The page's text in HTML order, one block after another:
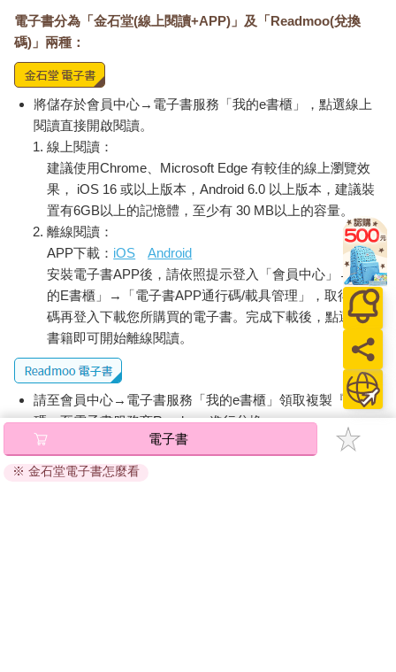
電子書分為「金石堂(線上閱讀+APP)」及「Readmoo(兌換
碼)」兩種：
將儲存於會員中心→電子書服務「我的e書櫃」，點選線上
閱讀直接開啟閱讀。
線上閱讀：
建議使用Chrome、Microsoft Edge 有較佳的線上瀏覽效
果， iOS 16 或以上版本，Android 6.0 以上版本，建議裝
置有6GB以上的記憶體，至少有 30 MB以上的容量。
離線閱讀：
APP下載： iOS
Android
安裝電子書APP後，請依照提示登入「會員中心」→「我
的E書櫃」→「電子書APP通行碼/載具管理」，取得通行
碼再登入下載您所購買的電子書。完成下載後，點選任一
書籍即可開始離線閱讀。
請至會員中心→電子書服務「我的e書櫃」領取複製『兌換
碼』至電子書服務商Readmoo進行兌換。
退換貨須知：
因版權保護，您在金石堂所購買的電子書僅能以金石堂專屬
電子書
※ 金石堂電子書怎麼看